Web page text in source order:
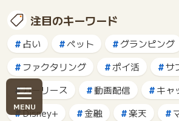
注目のキーワード
占い ペット
グランピング
ファクタリング
ポイ活
サ
カーリース
動画配信
キャ
Disney+
金融 楽天